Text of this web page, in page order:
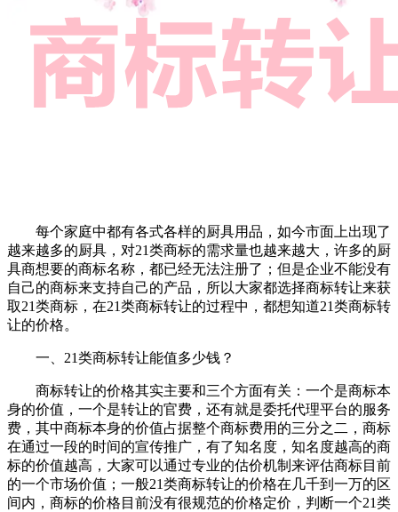
每个家庭中都有各式各样的厨具用品，如今市面上出现了
越来越多的厨具，对21类商标的需求量也越来越大，许多的厨
具商想要的商标名称，都已经无法注册了；但是企业不能没有
自己的商标来支持自己的产品，所以大家都选择商标转让来获
取21类商标，在21类商标转让的过程中，都想知道21类商标转
让的价格。
一、21类商标转让能值多少钱？
商标转让的价格其实主要和三个方面有关：一个是商标本
身的价值，一个是转让的官费，还有就是委托代理平台的服务
费，其中商标本身的价值占据整个商标费用的三分之二，商标
在通过一段的时间的宣传推广，有了知名度，知名度越高的商
标的价值越高，大家可以通过专业的估价机制来评估商标目前
的一个市场价值；一般21类商标转让的价格在几千到一万的区
间内，商标的价格目前没有很规范的价格定价，判断一个21类